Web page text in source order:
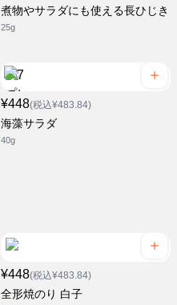
煮物やサラダにも使える長ひじき
25g
¥448(税込¥483.84)
海藻サラダ
40g
¥448(税込¥483.84)
全形焼のり 白子